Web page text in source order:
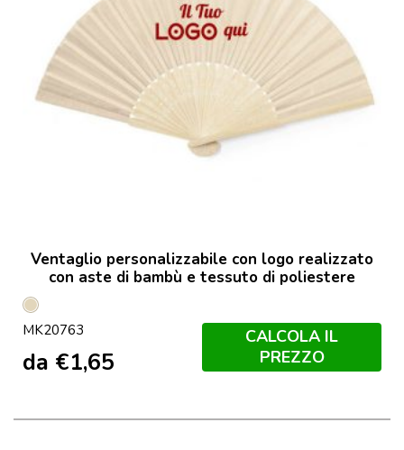
Ventaglio personalizzabile con logo realizzato
con aste di bambù e tessuto di poliestere
Naturale
MK20763
da €1,65
CALCOLA IL
PREZZO